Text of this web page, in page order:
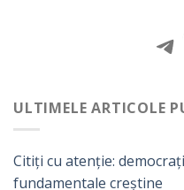
ULTIMELE ARTICOLE
Citiți cu atenție:
fundamentale creștine